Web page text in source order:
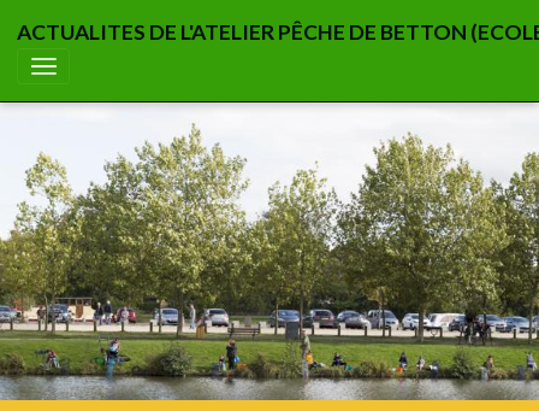
ACTUALITES DE L'ATELIER PÊCHE DE BETTON